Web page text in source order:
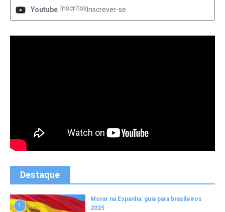
Youtube Inscritos Inscrever-se
Destaque
1
Morar na Espanha: guia para brasileiros
2025